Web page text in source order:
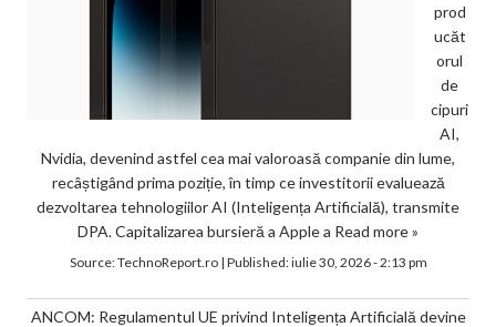
prod
ucăt
orul
de
cipuri
AI,
Nvidia, devenind astfel cea mai valoroasă companie din lume,
recâștigând prima poziție, în timp ce investitorii evaluează
dezvoltarea tehnologiilor AI (Inteligența Artificială), transmite
DPA. Capitalizarea bursieră a Apple a Read more »
Source:TechnoReport.ro| Published:iulie 30, 2026 - 2:13 pm
ANCOM: Regulamentul UE privind Inteligența Artificială devine